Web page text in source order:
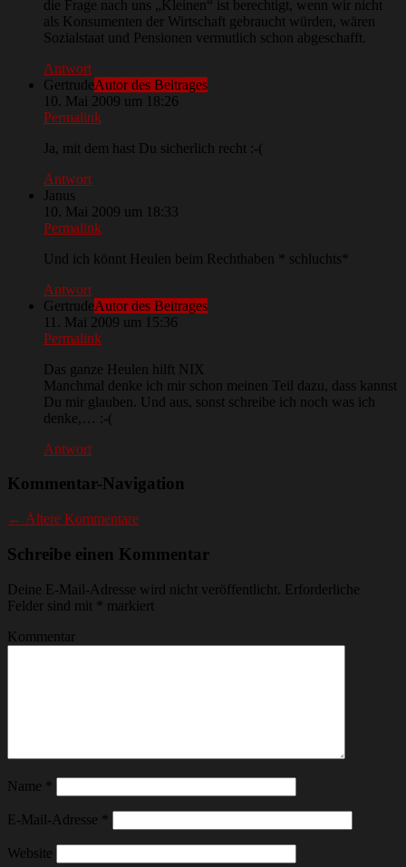
die Frage nach uns „Kleinen“ ist berechtigt, wenn wir nicht
als Konsumenten der Wirtschaft gebraucht würden, wären
Sozialstaat und Pensionen vermutlich schon abgeschafft.
Antwort
GertrudeAutor des Beitrages
10. Mai 2009 um 18:26
Permalink
Ja, mit dem hast Du sicherlich recht :-(
Antwort
Janus
10. Mai 2009 um 18:33
Permalink
Und ich könnt Heulen beim Rechthaben * schluchts*
Antwort
GertrudeAutor des Beitrages
11. Mai 2009 um 15:36
Permalink
Das ganze Heulen hilft NIX
Manchmal denke ich mir schon meinen Teil dazu, dass kannst
Du mir glauben. Und aus, sonst schreibe ich noch was ich
denke,… :-(
Antwort
Kommentar-Navigation
← Ältere Kommentare
Schreibe einen Kommentar
Deine E-Mail-Adresse wird nicht veröffentlicht.
Erforderliche
Felder sind mit
markiert
Kommentar
Name
E-Mail-Adresse
Website